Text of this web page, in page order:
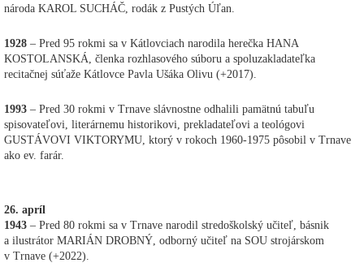
národa KAROL SUCHÁČ, rodák z Pustých Úľan.
1928 – Pred 95 rokmi sa v Kátlovciach narodila herečka HANA
KOSTOLANSKÁ, členka rozhlasového súboru a spoluzakladateľka
recitačnej súťaže Kátlovce Pavla Ušáka Olivu (+2017).
1993 – Pred 30 rokmi v Trnave slávnostne odhalili pamätnú tabuľu
spisovateľovi, literárnemu historikovi, prekladateľovi a teológovi
GUSTÁVOVI VIKTORYMU, ktorý v rokoch 1960-1975 pôsobil v Trnave
ako ev. farár.
26. apríl
1943 – Pred 80 rokmi sa v Trnave narodil stredoškolský učiteľ, básnik
a ilustrátor MARIÁN DROBNÝ, odborný učiteľ na SOU strojárskom
v Trnave (+2022).